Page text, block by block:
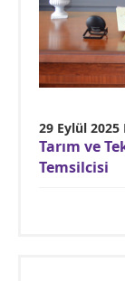
29 Eylül 2025
Tarım ve
Temsilcisi